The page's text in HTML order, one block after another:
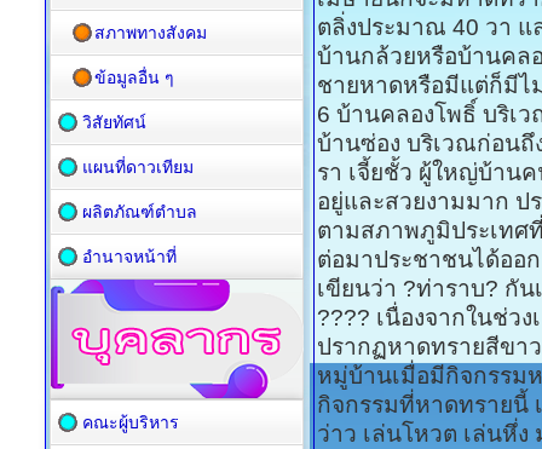
ตลิ่งประมาณ 40 วา
บ้านกล้วยหรือบ้านคล
ชายหาดหรือมีแต่ก็มีไ
6 บ้านคลองโพธิ์ บริเ
บ้านซ่อง บริเวณก่อน
รา เจี้ยชั้ว ผู้ใหญ่บ้าน
อยู่และสวยงามมาก ป
ตามสภาพภูมิประเทศ
ต่อมาประชาชนได้ออ
เขียนว่า ?ท่าราบ? กั
???? เนื่องจากในช่ว
ปรากฏหาดทรายสีขา
หมู่บ้านเมื่อมีกิจกรรม
กิจกรรมที่หาดทรายนี้
ว่าว เล่นโหวต เล่นหึ่ง
สภาพทางสังคม
ข้อมูลอื่น ๆ
วิสัยทัศน์
แผนที่ดาวเทียม
ผลิตภัณฑ์ตำบล
อำนาจหน้าที่
คณะผู้บริหาร